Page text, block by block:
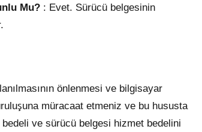
Mu? : Evet. Sürücü belgesinin
önlenmesi ve bilgisayar
müracaat etmeniz ve bu hususta
bedeli ve sürücü belgesi hizmet bedelini